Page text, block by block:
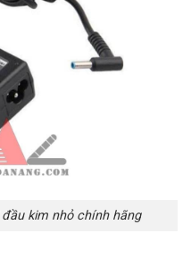
kim nhỏ chính hãng